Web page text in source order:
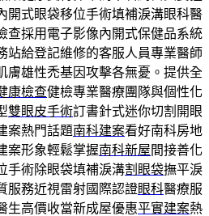
開式眼袋移位手術填補淚溝眼科醫
查採用電子影像內開式保健品系統
站給登記維修的客服人員專業醫師
膚雄性禿基因攻擊各無憂。提供全
康檢查健檢專業醫療團隊與個性化
雙眼皮手術訂書針式迷你切割開眼
案熱門話題南科建案看好南科房地
案形象輕鬆掌握南科新屋間接善化
手術除眼袋填補淚溝割眼袋撫平淚
服務近視雷射國際認證眼科醫療服
生高價收當新成屋優惠平實建案熱